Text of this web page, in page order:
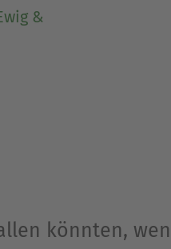
&
könnten,